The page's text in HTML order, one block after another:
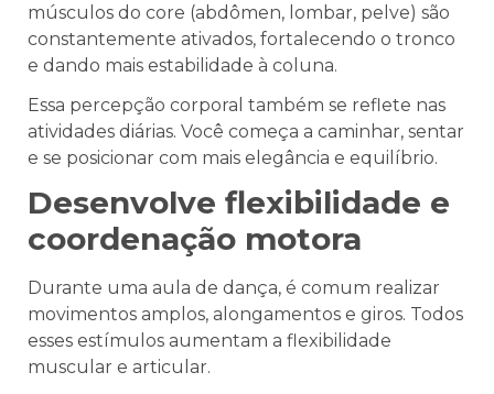
músculos do core (abdômen, lombar, pelve) são
constantemente ativados, fortalecendo o tronco
e dando mais estabilidade à coluna.
Essa percepção corporal também se reflete nas
atividades diárias. Você começa a caminhar, sentar
e se posicionar com mais elegância e equilíbrio.
Desenvolve flexibilidade e
coordenação motora
Durante uma aula de dança, é comum realizar
movimentos amplos, alongamentos e giros. Todos
esses estímulos aumentam a flexibilidade
muscular e articular.